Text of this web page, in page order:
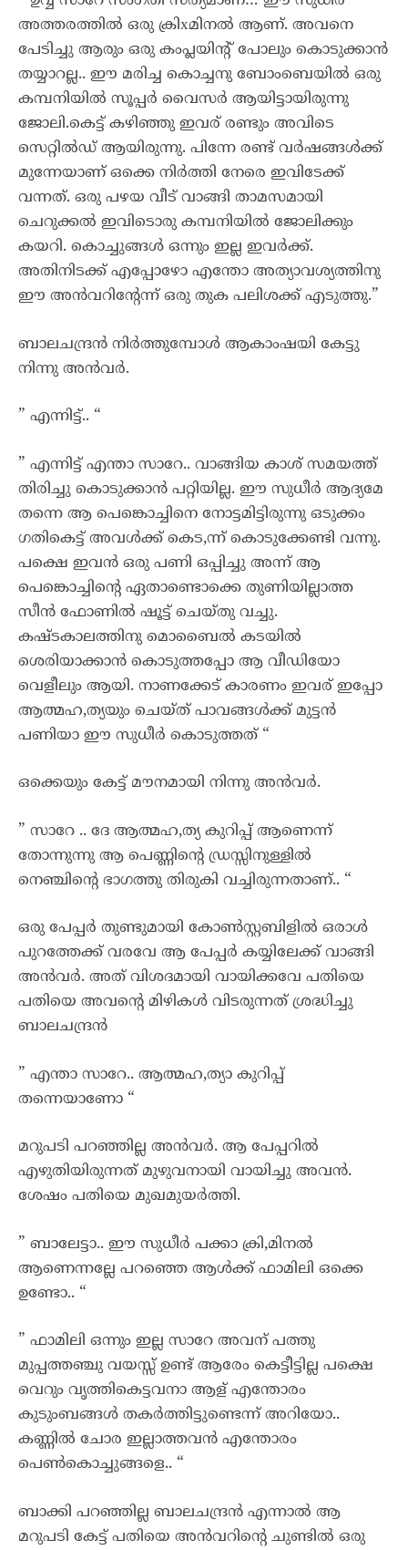
അത്തരത്തിൽ ഒരു ക്രിxമിനൽ ആണ്. അവനെ
പേടിച്ചു ആരും ഒരു കംപ്ലയിന്റ് പോലും കൊടുക്കാൻ
തയ്യാറല്ല.. ഈ മരിച്ച കൊച്ചനു ബോംബെയിൽ ഒരു
കമ്പനിയിൽ സൂപ്പർ വൈസർ ആയിട്ടായിരുന്നു
ജോലി.കെട്ട് കഴിഞ്ഞു ഇവര് രണ്ടും അവിടെ
സെറ്റിൽഡ് ആയിരുന്നു. പിന്നേ രണ്ട് വർഷങ്ങൾക്ക്
മുന്നേയാണ് ഒക്കെ നിർത്തി നേരെ ഇവിടേക്ക്
വന്നത്. ഒരു പഴയ വീട് വാങ്ങി താമസമായി
ചെറുക്കൽ ഇവിടൊരു കമ്പനിയിൽ ജോലിക്കും
കയറി. കൊച്ചുങ്ങൾ ഒന്നും ഇല്ല ഇവർക്ക്.
അതിനിടക്ക് എപ്പോഴോ എന്തോ അത്യാവശ്യത്തിനു
ഈ അൻവറിന്റേന്ന് ഒരു തുക പലിശക്ക് എടുത്തു.”
ബാലചന്ദ്രൻ നിർത്തുമ്പോൾ ആകാംഷയി കേട്ടു
നിന്നു അൻവർ.
” എന്നിട്ട്.. “
” എന്നിട്ട് എന്താ സാറേ.. വാങ്ങിയ കാശ് സമയത്ത്
തിരിച്ചു കൊടുക്കാൻ പറ്റിയില്ല. ഈ സുധീർ ആദ്യമേ
തന്നെ ആ പെങ്കൊച്ചിനെ നോട്ടമിട്ടിരുന്നു ഒടുക്കം
ഗതികെട്ട് അവൾക്ക് കെട,ന്ന് കൊടുക്കേണ്ടി വന്നു.
പക്ഷെ ഇവൻ ഒരു പണി ഒപ്പിച്ചു അന്ന് ആ
പെങ്കൊച്ചിന്റെ ഏതാണ്ടൊക്കെ തുണിയില്ലാത്ത
സീൻ ഫോണിൽ ഷൂട്ട്‌ ചെയ്തു വച്ചു.
കഷ്ടകാലത്തിനു മൊബൈൽ കടയിൽ
ശെരിയാക്കാൻ കൊടുത്തപ്പോ ആ വീഡിയോ
വെളീലും ആയി. നാണക്കേട് കാരണം ഇവര് ഇപ്പോ
ആത്മഹ,ത്യയും ചെയ്ത് പാവങ്ങൾക്ക് മുട്ടൻ
പണിയാ ഈ സുധീർ കൊടുത്തത് “
ഒക്കെയും കേട്ട് മൗനമായി നിന്നു അൻവർ.
” സാറേ .. ദേ ആത്മഹ,ത്യ കുറിപ്പ് ആണെന്ന്
തോന്നുന്നു ആ പെണ്ണിന്റെ ഡ്രസ്സിനുള്ളിൽ
നെഞ്ചിന്റെ ഭാഗത്തു തിരുകി വച്ചിരുന്നതാണ്.. “
ഒരു പേപ്പർ തുണ്ടുമായി കോൺസ്റ്റബിളിൽ ഒരാൾ
പുറത്തേക്ക് വരവേ ആ പേപ്പർ കയ്യിലേക്ക് വാങ്ങി
അൻവർ. അത് വിശദമായി വായിക്കവേ പതിയെ
പതിയെ അവന്റെ മിഴികൾ വിടരുന്നത് ശ്രദ്ധിച്ചു
ബാലചന്ദ്രൻ
” എന്താ സാറേ.. ആത്മഹ,ത്യാ കുറിപ്പ്
തന്നെയാണോ “
മറുപടി പറഞ്ഞില്ല അൻവർ. ആ പേപ്പറിൽ
എഴുതിയിരുന്നത് മുഴുവനായി വായിച്ചു അവൻ.
ശേഷം പതിയെ മുഖമുയർത്തി.
” ബാലേട്ടാ.. ഈ സുധീർ പക്കാ ക്രി,മിനൽ
ആണെന്നല്ലേ പറഞ്ഞെ ആൾക്ക് ഫാമിലി ഒക്കെ
ഉണ്ടോ.. “
” ഫാമിലി ഒന്നും ഇല്ല സാറേ അവന് പത്തു
മുപ്പത്തഞ്ചു വയസ്സ് ഉണ്ട് ആരേം കെട്ടീട്ടില്ല പക്ഷെ
വെറും വൃത്തികെട്ടവനാ ആള് എന്തോരം
കുടുംബങ്ങൾ തകർത്തിട്ടുണ്ടെന്ന് അറിയോ..
കണ്ണിൽ ചോര ഇല്ലാത്തവൻ എന്തോരം
പെൺകൊച്ചുങ്ങളെ.. “
ബാക്കി പറഞ്ഞില്ല ബാലചന്ദ്രൻ എന്നാൽ ആ
മറുപടി കേട്ട് പതിയെ അൻവറിന്റെ ചുണ്ടിൽ ഒരു